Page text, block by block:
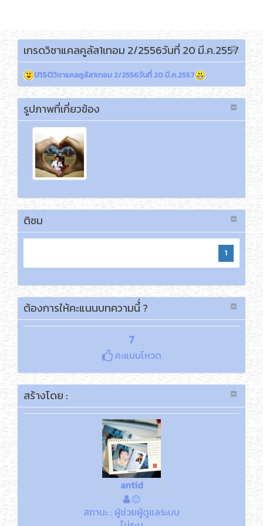
เกรดวิชาแคลคูลัส1เทอม 2/2556วันที่ 20 มี.ค.2557
เกรดวิชาแคลคูลัส1เทอม 2/2556วันที่ 20 มี.ค.2557
รูปภาพที่เกี่ยวข้อง
ติชม
1
ต้องการให้คะแนนบทความนี้่ ?
7
คะแนนโหวด
สร้างโดย :
antid
สถานะ : ผู้ช่วยผู้ดูแลระบบ